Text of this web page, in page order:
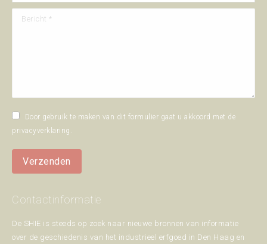
Bericht *
Door gebruik te maken van dit formulier gaat u akkoord met de
privacyverklaring .
Verzenden
Contactinformatie
De SHIE is steeds op zoek naar nieuwe bronnen van informatie
over de geschiedenis van het industrieel erfgoed in Den Haag en